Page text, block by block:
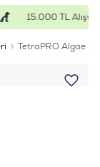
15.000 TL
TetraPRO Algae